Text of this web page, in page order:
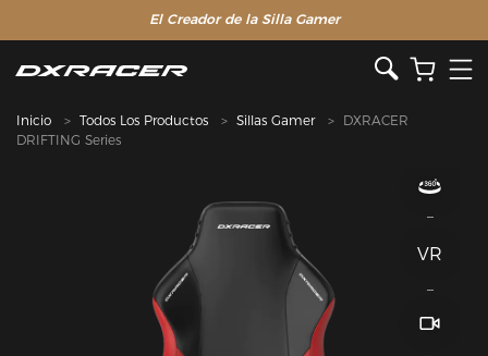
El Creador de la Silla Gamer
Inicio Todos Los Productos Sillas Gamer
DXRACER
DRIFTING Series
VR